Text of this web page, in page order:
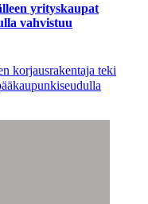
yrityskaupat
vahvistuu
korjausrakentaja teki